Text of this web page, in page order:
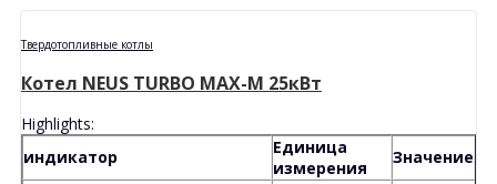
Твердотопливные котлы
Котел NEUS TURBO MAX-M 25кВт
Highlights:
индикатор
Единица
измерения
Значение